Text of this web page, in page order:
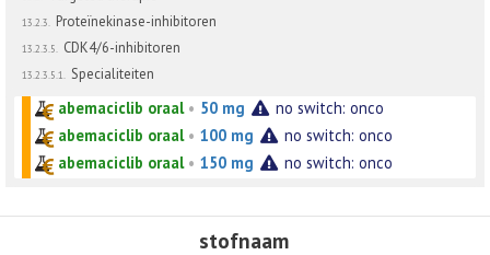
13.2.3. Proteïnekinase-inhibitoren
13.2.3.5. CDK4/6-inhibitoren
13.2.3.5.1. Specialiteiten
abemaciclib oraal• 50 mg
no switch: onco
abemaciclib oraal• 100 mg
no switch: onco
abemaciclib oraal• 150 mg no switch: onco
stofnaam